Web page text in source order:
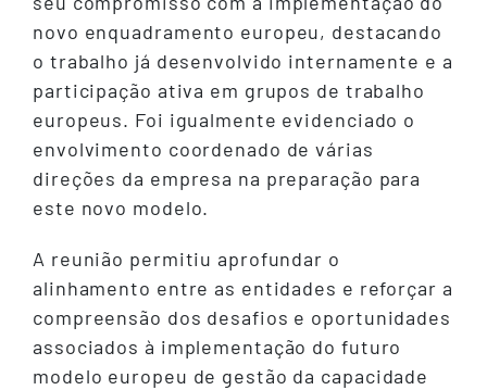
novo enquadramento europeu, destacando
o trabalho já desenvolvido internamente e a
participação ativa em grupos de trabalho
europeus. Foi igualmente evidenciado o
envolvimento coordenado de várias
direções da empresa na preparação para
este novo modelo.
A reunião permitiu aprofundar o
alinhamento entre as entidades e reforçar a
compreensão dos desafios e oportunidades
associados à implementação do futuro
modelo europeu de gestão da capacidade